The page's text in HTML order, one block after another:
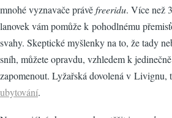
mnohé vyznavače právěfreeridu. Více než
lanovek vám pomůže k pohodlnému
svahy. Skeptické myšlenky na to, že tady
sníh, můžete opravdu, vzhledem k
zapomenout. Lyžařská dovolená v Livignu,
ubytování.